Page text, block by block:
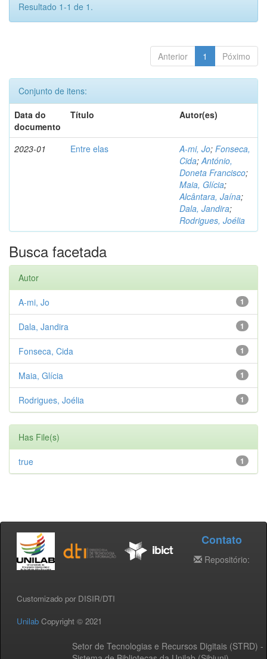
Resultado 1-1 de 1.
Anterior 1 Póximo
Conjunto de itens:
Data do
documento
Título Autor(es)
2023-01 Entre elas A-mi, Jo; Fonseca,
Cida;António,
Doneta Francisco;
Maia, Glícia;
Alcântara, Jaína;
Dala, Jandira;
Rodrigues, Joélia
Busca facetada
Autor
1
A-mi, Jo
1
Dala, Jandira
1
Fonseca, Cida
1
Maia, Glícia
1
Rodrigues, Joélia
Has File(s)
1
true
Customizado por DISIR/DTI
Unilab Copyright © 2021
Setor de Tecnologias e Recursos Digitais (STRD) -
Contato
Repositório: